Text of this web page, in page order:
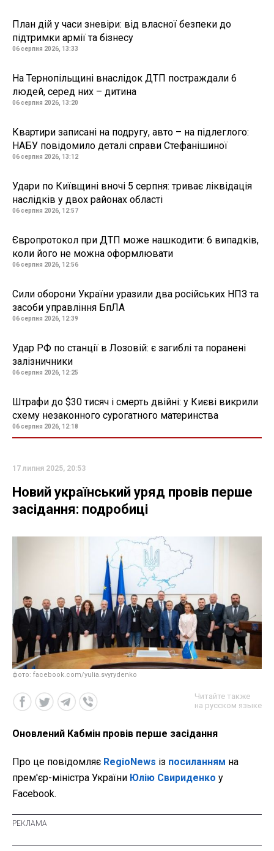
План дій у часи зневіри: від власної безпеки до
підтримки армії та бізнесу
06 серпня 2026, 13:33
На Тернопільщині внаслідок ДТП постраждали 6
людей, серед них – дитина
06 серпня 2026, 13:20
Квартири записані на подругу, авто – на підлеглого:
НАБУ повідомило деталі справи Стефанішиної
06 серпня 2026, 13:12
Удари по Київщині вночі 5 серпня: триває ліквідація
наслідків у двох районах області
06 серпня 2026, 12:57
Європротокол при ДТП може нашкодити: 6 випадків,
коли його не можна оформлювати
06 серпня 2026, 12:56
Сили оборони України уразили два російських НПЗ та
засоби управління БпЛА
06 серпня 2026, 12:39
Удар РФ по станції в Лозовій: є загиблі та поранені
залізничники
06 серпня 2026, 12:25
Штрафи до $30 тисяч і смерть двійні: у Києві викрили
схему незаконного сурогатного материнства
06 серпня 2026, 12:18
17 липня 2025, 20:53
Новий український уряд провів перше
засідання: подробиці
фото: facebook.com/yulia.svyrydenko
Читайте также
на русском языке
Оновлений Кабмін провів перше засідання
Про це повідомляє RegioNews із посиланням на
прем'єр-міністра України Юлію Свириденко у
Facebook.